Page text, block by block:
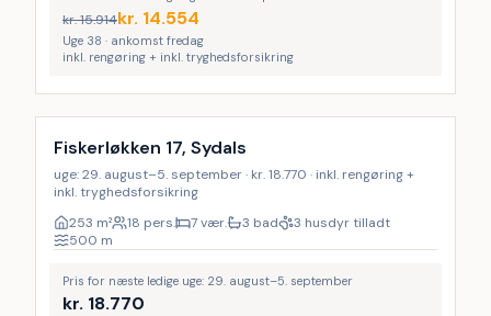
kr.15.914kr. 14.554
Uge 38 · ankomst fredag
inkl. rengøring + inkl. tryghedsforsikring
Inkl. rengøring
Fiskerløkken 17, Sydals
uge: 29. august–5. september · kr. 18.770 · inkl. rengøring +
inkl. tryghedsforsikring
253 m² 18 pers. 7 vær. 3 bad
3 husdyr tilladt
500 m
Pris for næste ledige uge: 29. august–5. september
kr. 18.770